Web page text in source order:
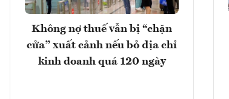
Không nợ thuế vẫn bị “chặn
cửa” xuất cảnh nếu bỏ địa chỉ
kinh doanh quá 120 ngày